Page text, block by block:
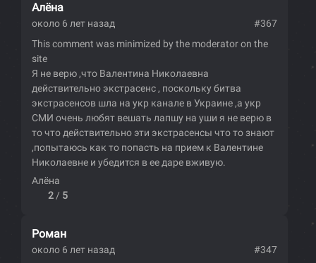
Алёна
около 6 лет назад
#367
This comment was minimized by the moderator on the
site
Я не верю ,что Валентина Николаевна
действительно экстрасенс , поскольку битва
экстрасенсов шла на укр канале в Украине ,а укр
СМИ очень любят вешать лапшу на уши я не верю в
то что действительно эти экстрасенсы что то знают
,попытаюсь как то попасть на прием к Валентине
Николаевне и убедится в ее даре вживую.
Алёна
2 / 5
Роман
около 6 лет назад #347